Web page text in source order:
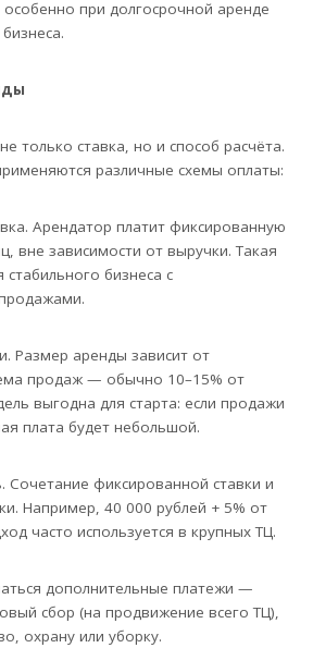
особенно при долгосрочной аренде
только ставка, но и способ расчёта.
различные схемы оплаты:
Арендатор платит фиксированную
вне зависимости от выручки. Такая
бизнеса с
Размер аренды зависит от
продаж — обычно 10–15% от
выгодна для старта: если продажи
плата будет небольшой.
фиксированной ставки и
Например, 40 000 рублей + 5% от
часто используется в крупных ТЦ.
дополнительные платежи —
сбор (на продвижение всего ТЦ),
охрану или уборку.